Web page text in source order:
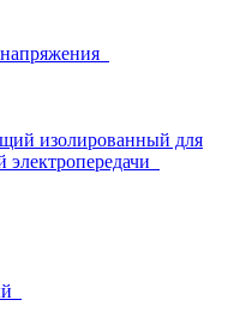
изолированный для